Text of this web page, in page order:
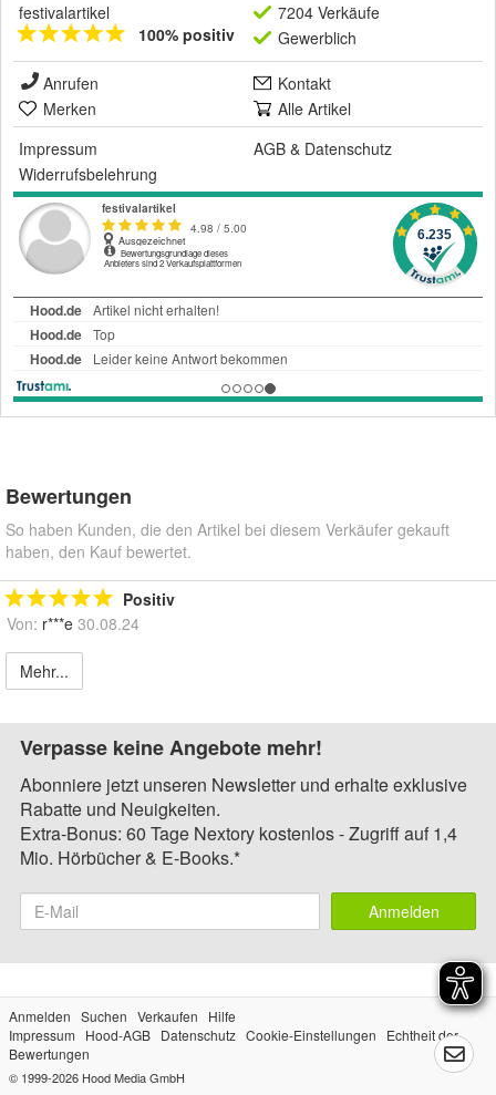
festivalartikel
100% positiv
7204 Verkäufe
Gewerblich
Anrufen
Kontakt
Merken
Alle Artikel
Impressum
AGB & Datenschutz
Widerrufsbelehrung
Bewertungen
So haben Kunden, die den Artikel bei diesem Verkäufer gekauft
haben, den Kauf bewertet.
Positiv
Von: r***e 30.08.24
Mehr...
Verpasse keine Angebote mehr!
Abonniere jetzt unseren Newsletter und erhalte exklusive
Rabatte und Neuigkeiten.
Extra-Bonus: 60 Tage Nextory kostenlos - Zugriff auf 1,4
Mio. Hörbücher & E-Books.*
Anmelden
Anmelden Suchen Verkaufen
Hilfe
Impressum
Hood-AGB Datenschutz Cookie-Einstellungen
Echtheit der
Bewertungen
© 1999-2026 Hood Media GmbH